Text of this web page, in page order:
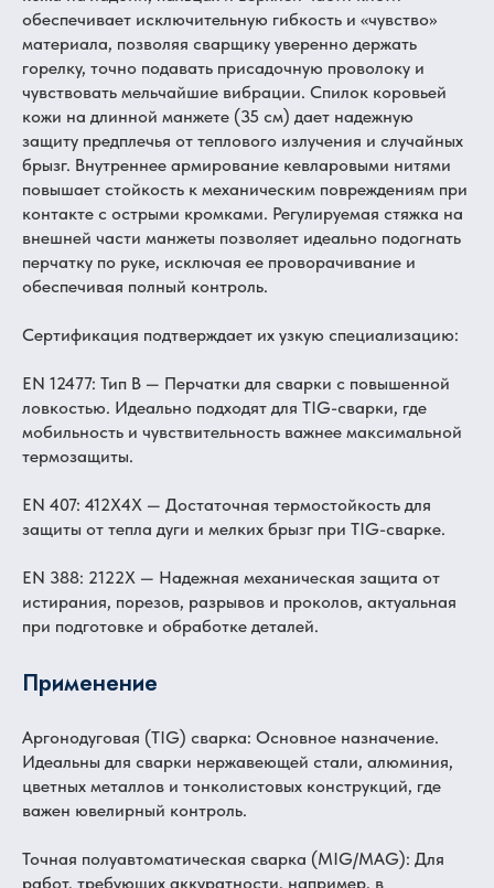
обеспечивает исключительную гибкость и «чувство»
материала, позволяя сварщику уверенно держать
горелку, точно подавать присадочную проволоку и
чувствовать мельчайшие вибрации. Спилок коровьей
кожи на длинной манжете (35 см) дает надежную
защиту предплечья от теплового излучения и случайных
брызг. Внутреннее армирование кевларовыми нитями
повышает стойкость к механическим повреждениям при
контакте с острыми кромками. Регулируемая стяжка на
внешней части манжеты позволяет идеально подогнать
перчатку по руке, исключая ее проворачивание и
обеспечивая полный контроль.
Сертификация подтверждает их узкую специализацию:
EN 12477: Тип B — Перчатки для сварки с повышенной
ловкостью. Идеально подходят для TIG-сварки, где
мобильность и чувствительность важнее максимальной
термозащиты.
EN 407: 412X4X — Достаточная термостойкость для
защиты от тепла дуги и мелких брызг при TIG-сварке.
EN 388: 2122X — Надежная механическая защита от
истирания, порезов, разрывов и проколов, актуальная
при подготовке и обработке деталей.
Применение
Аргонодуговая (TIG) сварка: Основное назначение.
Идеальны для сварки нержавеющей стали, алюминия,
цветных металлов и тонколистовых конструкций, где
важен ювелирный контроль.
Точная полуавтоматическая сварка (MIG/MAG): Для
работ, требующих аккуратности, например, в